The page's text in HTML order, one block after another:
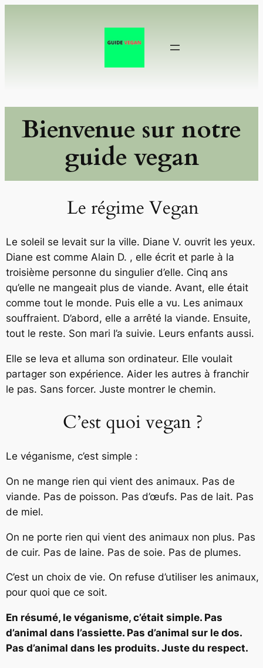
Bienvenue sur notre
guide vegan
Le régime Vegan
Le soleil se levait sur la ville. Diane V. ouvrit les yeux.
Diane est comme Alain D. , elle écrit et parle à la
troisième personne du singulier d’elle. Cinq ans
qu’elle ne mangeait plus de viande. Avant, elle était
comme tout le monde. Puis elle a vu. Les animaux
souffraient. D’abord, elle a arrêté la viande. Ensuite,
tout le reste. Son mari l’a suivie. Leurs enfants aussi.
Elle se leva et alluma son ordinateur. Elle voulait
partager son expérience. Aider les autres à franchir
le pas. Sans forcer. Juste montrer le chemin.
C’est quoi vegan ?
Le véganisme, c’est simple :
On ne mange rien qui vient des animaux. Pas de
viande. Pas de poisson. Pas d’œufs. Pas de lait. Pas
de miel.
On ne porte rien qui vient des animaux non plus. Pas
de cuir. Pas de laine. Pas de soie. Pas de plumes.
C’est un choix de vie. On refuse d’utiliser les animaux,
pour quoi que ce soit.
En résumé, le véganisme, c’était simple. Pas
d’animal dans l’assiette. Pas d’animal sur le dos.
Pas d’animal dans les produits. Juste du respect.